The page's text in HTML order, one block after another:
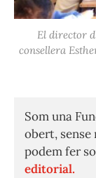
El director
consellera
Som una
obert, sense
podem fer
editorial.